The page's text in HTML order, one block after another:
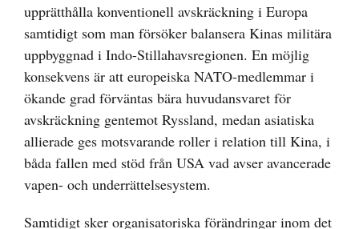
upprätthålla konventionell avskräckning i Europa
samtidigt som man försöker balansera Kinas militära
uppbyggnad i Indo-Stillahavsregionen. En möjlig
konsekvens är att europeiska NATO-medlemmar i
ökande grad förväntas bära huvudansvaret för
avskräckning gentemot Ryssland, medan asiatiska
allierade ges motsvarande roller i relation till Kina, i
båda fallen med stöd från USA vad avser avancerade
vapen- och underrättelsesystem.
Samtidigt sker organisatoriska förändringar inom det